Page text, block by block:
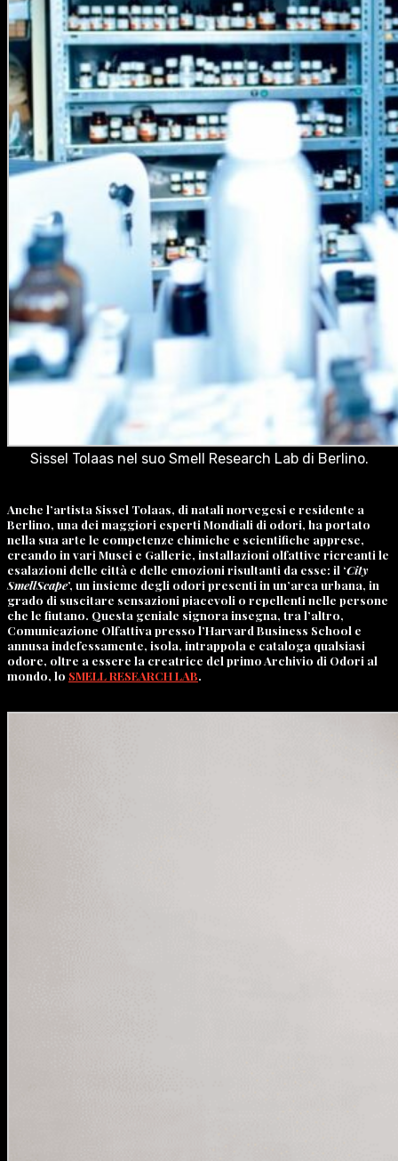
Sissel Tolaas nel suo Smell Research Lab di Berlino.
Anche l’artista Sissel Tolaas, di natali norvegesi e residente a
Berlino, una dei maggiori esperti Mondiali di odori, ha portato
nella sua arte le competenze chimiche e scientifiche apprese,
creando in vari Musei e Gallerie, installazioni olfattive ricreanti le
esalazioni delle città e delle emozioni risultanti da esse: il ‘City
SmellScape’, un insieme degli odori presenti in un’area urbana, in
grado di suscitare sensazioni piacevoli o repellenti nelle persone
che le fiutano. Questa geniale signora insegna, tra l’altro,
Comunicazione Olfattiva presso l’Harvard Business School e
annusa indefessamente, isola, intrappola e cataloga qualsiasi
odore, oltre a essere la creatrice del primo Archivio di Odori al
mondo, lo SMELL RESEARCH LAB.